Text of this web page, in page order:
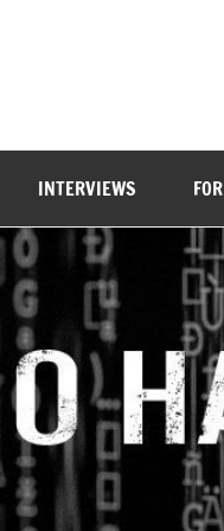
INTERVIEWS